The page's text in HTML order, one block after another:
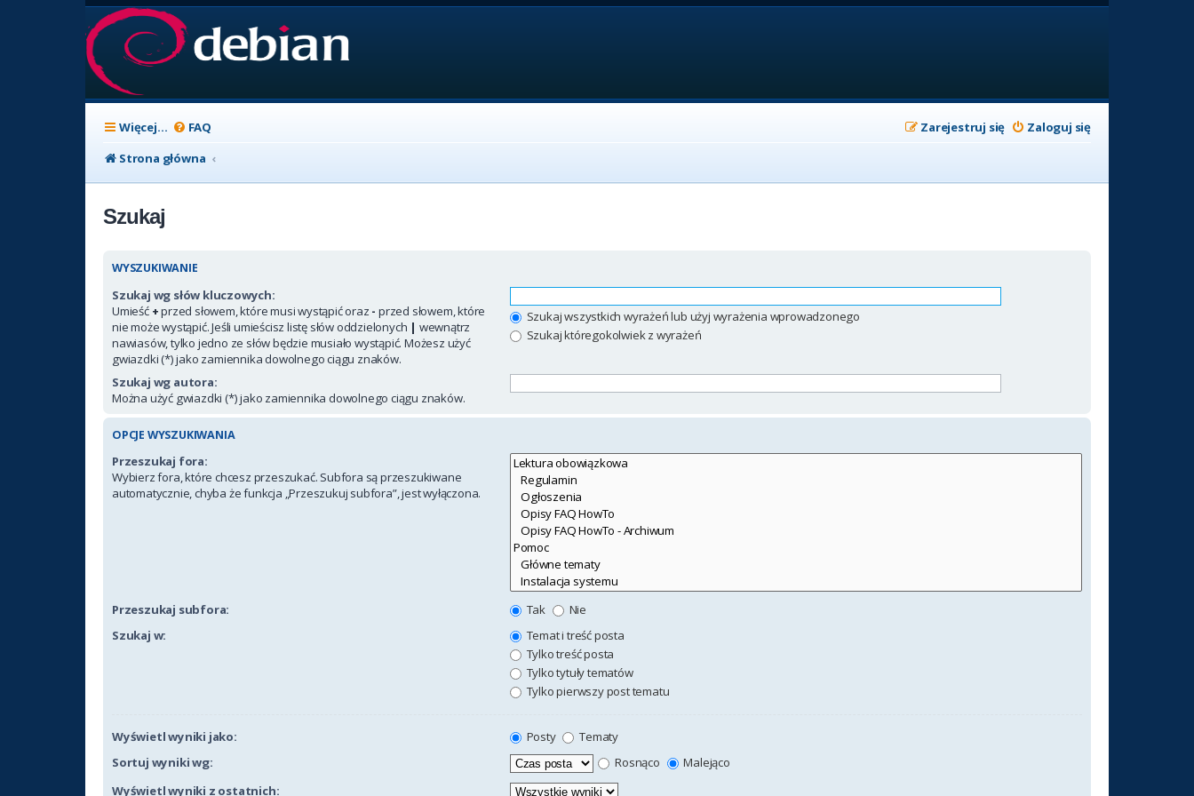
Więcej… FAQ Zaloguj się
Zarejestruj się
Strona główna
Szukaj
WYSZUKIWANIE
Szukaj wg słów kluczowych:
Umieść +przed słowem, które musi wystąpić oraz - przed słowem, które
nie może wystąpić. Jeśli umieścisz listę słów oddzielonych | wewnątrz
nawiasów, tylko jedno ze słów będzie musiało wystąpić. Możesz użyć
gwiazdki (*) jako zamiennika dowolnego ciągu znaków.
Szukaj wszystkich wyrażeń lub użyj wyrażenia wprowadzonego
Szukaj któregokolwiek z wyrażeń
Szukaj wg autora:
Można użyć gwiazdki (*) jako zamiennika dowolnego ciągu znaków.
OPCJE WYSZUKIWANIA
Przeszukaj fora:
Wybierz fora, które chcesz przeszukać. Subfora są przeszukiwane
automatycznie, chyba że funkcja „Przeszukuj subfora”, jest wyłączona.
Przeszukaj subfora: Tak
Nie
Szukaj w:
Temat i treść posta
Tylko treść posta
Tylko tytuły tematów
Tylko pierwszy post tematu
Wyświetl wyniki jako: Posty
Tematy
Sortuj wyniki wg:
Rosnąco
Malejąco
Wyświetl wyniki z ostatnich: